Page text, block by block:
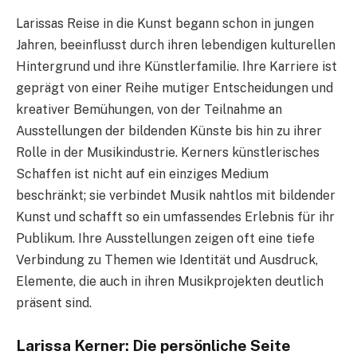
Larissas Reise in die Kunst begann schon in jungen
Jahren, beeinflusst durch ihren lebendigen kulturellen
Hintergrund und ihre Künstlerfamilie. Ihre Karriere ist
geprägt von einer Reihe mutiger Entscheidungen und
kreativer Bemühungen, von der Teilnahme an
Ausstellungen der bildenden Künste bis hin zu ihrer
Rolle in der Musikindustrie. Kerners künstlerisches
Schaffen ist nicht auf ein einziges Medium
beschränkt; sie verbindet Musik nahtlos mit bildender
Kunst und schafft so ein umfassendes Erlebnis für ihr
Publikum. Ihre Ausstellungen zeigen oft eine tiefe
Verbindung zu Themen wie Identität und Ausdruck,
Elemente, die auch in ihren Musikprojekten deutlich
präsent sind.
Larissa Kerner: Die persönliche Seite